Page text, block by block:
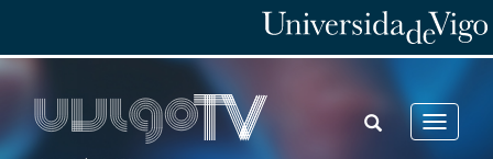
Toggle
TOGGLE
SEARCH